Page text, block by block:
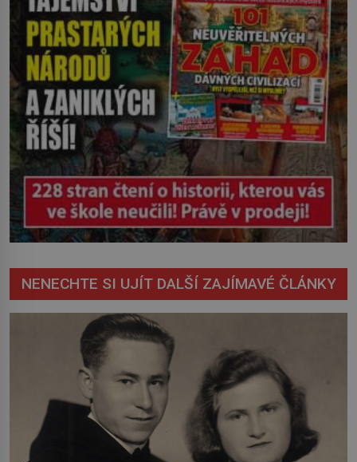
NENECHTE SI UJÍT DALŠÍ ZAJÍMAVÉ ČLÁNKY